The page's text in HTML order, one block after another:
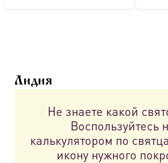
Лидия
Не знаете какой
Воспользуйтесь
калькулятором по
икону нужного